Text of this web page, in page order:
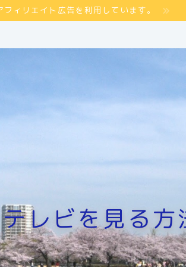
フィリエイト広告を利用しています。
レビを見る方